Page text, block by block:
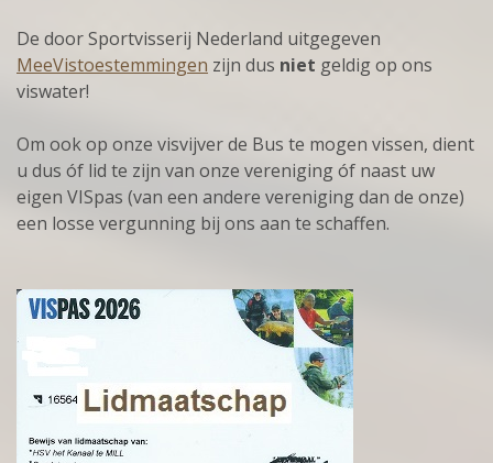
De door Sportvisserij Nederland uitgegeven
MeeVistoestemmingen zijn dus niet geldig op ons
viswater!
Om ook op onze visvijver de Bus te mogen vissen, dient
u dus óf lid te zijn van onze vereniging óf naast uw
eigen VISpas (van een andere vereniging dan de onze)
een losse vergunning bij ons aan te schaffen.